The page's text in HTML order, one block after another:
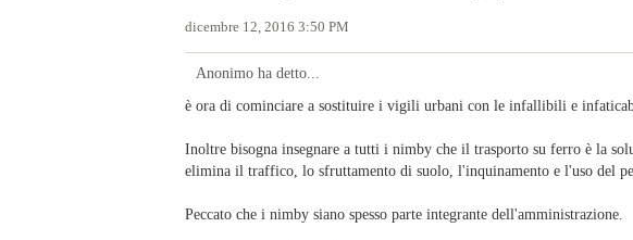
dicembre 12, 2016 3:50 PM
Anonimo ha detto...
è ora di cominciare a sostituire i vigili urbani con le infallibili e
Inoltre bisogna insegnare a tutti i nimby che il trasporto su ferro è la
elimina il traffico, lo sfruttamento di suolo, l'inquinamento e l'uso del
Peccato che i nimby siano spesso parte integrante dell'amministrazione.